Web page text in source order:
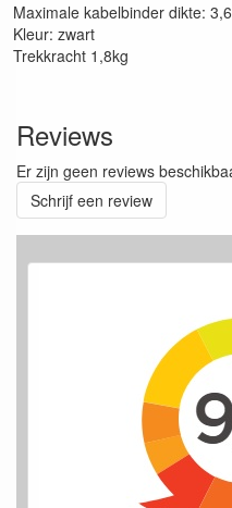
Maximale kabelbinder dikte:
Kleur: zwart
Trekkracht 1,8kg
Reviews
Er zijn geen reviews
Schrijf een review